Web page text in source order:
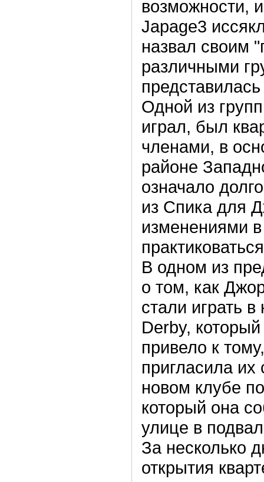
возможности,
Japage3
назвал своим
различными
Одной из
играл, был
членами, в
районе
означало
из Спика для
изменениями
В одном из
о том, как
стали играть
Derby,
привело к
пригласила их
новом клубе
который она
улице в
За несколько
открытия